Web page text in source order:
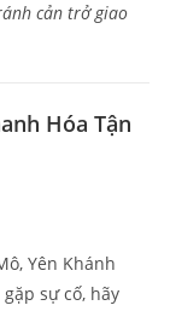
cản trở giao
Yên Khánh
sự cố, hãy